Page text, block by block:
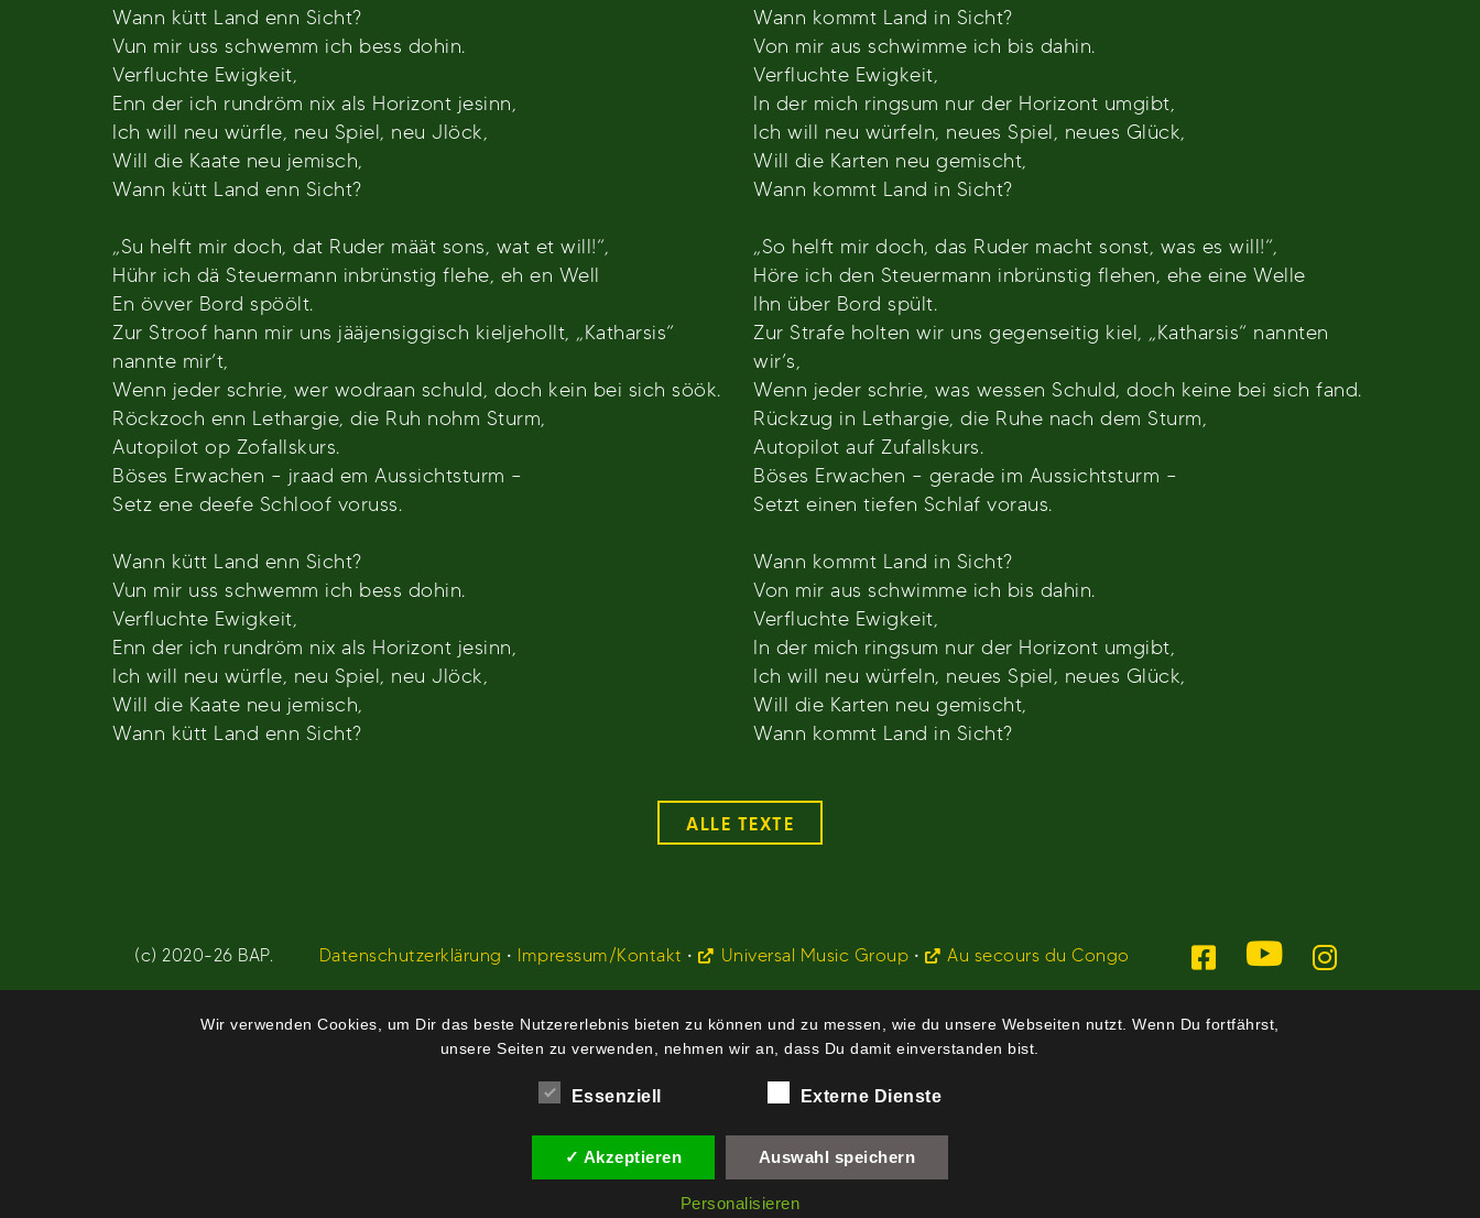
Wann kütt Land enn Sicht?
Vun mir uss schwemm ich bess dohin.
Verfluchte Ewigkeit,
Enn der ich rundröm nix als Horizont jesinn,
Ich will neu würfle, neu Spiel, neu Jlöck,
Will die Kaate neu jemisch,
Wann kütt Land enn Sicht?
„Su helft mir doch, dat Ruder määt sons, wat et will!“,
Hühr ich dä Steuermann inbrünstig flehe, eh en Well
En övver Bord spöölt.
Zur Stroof hann mir uns jääjensiggisch kieljehollt, „Katharsis“
nannte mir’t,
Wenn jeder schrie, wer wodraan schuld, doch kein bei sich söök.
Röckzoch enn Lethargie, die Ruh nohm Sturm,
Autopilot op Zofallskurs.
Böses Erwachen – jraad em Aussichtsturm –
Setz ene deefe Schloof voruss.
Wann kütt Land enn Sicht?
Vun mir uss schwemm ich bess dohin.
Verfluchte Ewigkeit,
Enn der ich rundröm nix als Horizont jesinn,
Ich will neu würfle, neu Spiel, neu Jlöck,
Will die Kaate neu jemisch,
Wann kütt Land enn Sicht?
Wann kommt Land in Sicht?
Von mir aus schwimme ich bis dahin.
Verfluchte Ewigkeit,
In der mich ringsum nur der Horizont umgibt,
Ich will neu würfeln, neues Spiel, neues Glück,
Will die Karten neu gemischt,
Wann kommt Land in Sicht?
„So helft mir doch, das Ruder macht sonst, was es will!“,
Höre ich den Steuermann inbrünstig flehen, ehe eine Welle
Ihn über Bord spült.
Zur Strafe holten wir uns gegenseitig kiel, „Katharsis“ nannten
wir’s,
Wenn jeder schrie, was wessen Schuld, doch keine bei sich fand.
Rückzug in Lethargie, die Ruhe nach dem Sturm,
Autopilot auf Zufallskurs.
Böses Erwachen – gerade im Aussichtsturm –
Setzt einen tiefen Schlaf voraus.
Wann kommt Land in Sicht?
Von mir aus schwimme ich bis dahin.
Verfluchte Ewigkeit,
In der mich ringsum nur der Horizont umgibt,
Ich will neu würfeln, neues Spiel, neues Glück,
Will die Karten neu gemischt,
Wann kommt Land in Sicht?
ALLE TEXTE
(c) 2020-26 BAP. Datenschutzerklärung • Impressum/Kontakt • Universal Music Group • Au secours du Congo
Wir verwenden Cookies, um Dir das beste Nutzererlebnis bieten zu können und zu messen, wie du unsere Webseiten nutzt. Wenn Du fortfährst,
unsere Seiten zu verwenden, nehmen wir an, dass Du damit einverstanden bist.
Essenziell Externe Dienste
✓ Akzeptieren Auswahl speichern
Personalisieren